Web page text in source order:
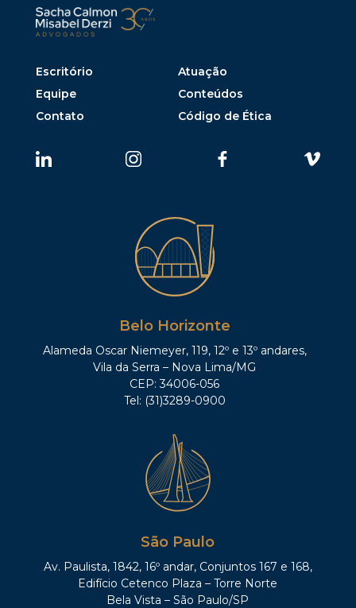
Escritório
Atuação
Equipe
Conteúdos
Contato
Código de Ética
Belo Horizonte
Alameda Oscar Niemeyer, 119, 12º e 13º andares,
Vila da Serra – Nova Lima/MG
CEP: 34006-056
Tel: (31)3289-0900
São Paulo
Av. Paulista, 1842, 16º andar, Conjuntos 167 e 168,
Edifício Cetenco Plaza – Torre Norte
Bela Vista – São Paulo/SP